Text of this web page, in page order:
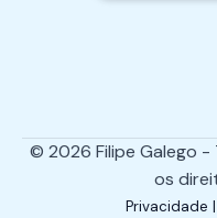
© 2026 Filipe Galego -
os
Privacidade